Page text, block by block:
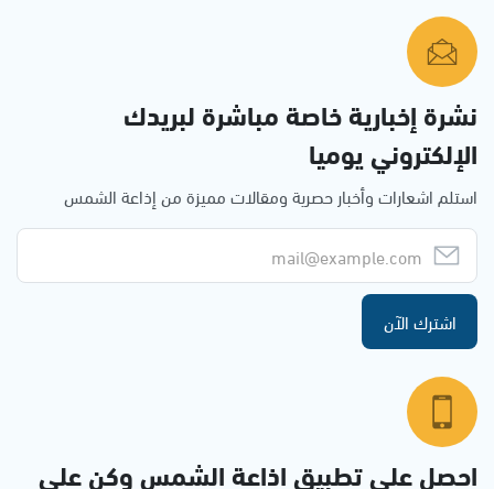
نشرة إخبارية خاصة مباشرة لبريدك
الإلكتروني يوميا
استلم اشعارات وأخبار حصرية ومقالات مميزة من إذاعة الشمس
اشترك الآن
احصل على تطبيق اذاعة الشمس وكن على